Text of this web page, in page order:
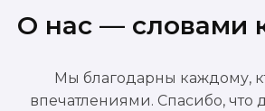
О нас — словами
Мы благодарны каждому,
впечатлениями. Спасибо, что